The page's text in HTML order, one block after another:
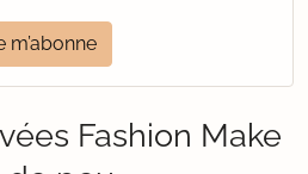
m’abonne
Fashion Make